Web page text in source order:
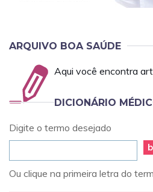
ARQUIVO BOA SAÚDE
Aqui você encontra
DICIONÁRIO
Digite o termo desejado
Ou clique na primeira letra do